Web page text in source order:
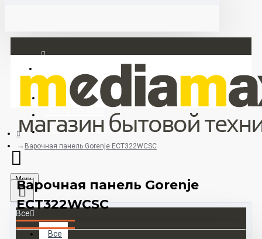
Регистрация
+375 33 673 17 31 (МТС)
Menu
Все
Все
Варочная панель Gorenje ECT322WCSC
Варочная панель Gorenje
ECT322WCSC